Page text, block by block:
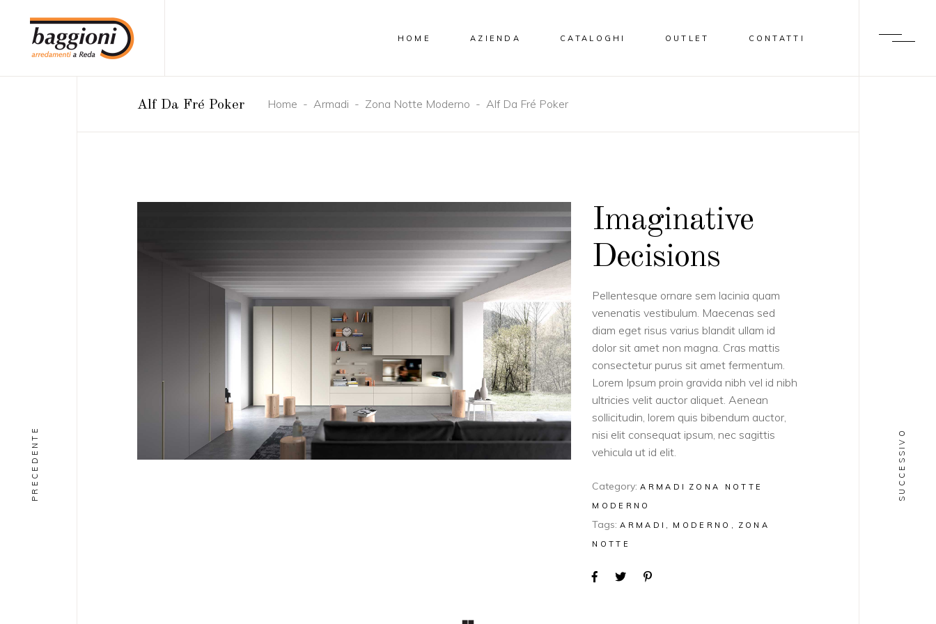
HOME AZIENDA CATALOGHI OUTLET CONTATTI
Alf Da Fré Poker Home - Armadi - Zona Notte Moderno - Alf Da Fré Poker
Imaginative
Decisions
Pellentesque ornare sem lacinia quam
venenatis vestibulum. Maecenas sed
diam eget risus varius blandit ullam id
dolor sit amet non magna. Cras mattis
consectetur purus sit amet fermentum.
Lorem Ipsum proin gravida nibh vel id nibh
ultricies velit auctor aliquet. Aenean
sollicitudin, lorem quis bibendum auctor,
nisi elit consequat ipsum, nec sagittis
vehicula ut id elit.
Category: ARMADI
ZONA NOTTE
MODERNO
Tags: ARMADI MODERNO
ZONA
NOTTE
PRECEDENTE SUCCESSIVO